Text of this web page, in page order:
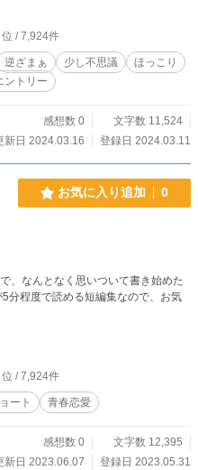
親のお話です。小さな頃はお父さん
と思います。それはさておき、煙草
履いて無いとかお金の使い方が（ry
無いおっさん達みたいだなと（ry(^_
【ほっこり】【初恋】【クリスマ
生のお話です。スカートの下に体操
たい。単体でお読み頂いた方、あり
きた人外イケメンが、三年後に現れ
そうなのですが、家事育児が忙しい
になります。 ★冬の日のたんぽぽ
も残っていないくらい古い処女作
冗長過ぎて書き直したいのですが、
るので、このままアップします。(-
と思われる作品をショートショー
。 ※作風が古いです。長タイトルか
りとは異なる展開であることを先に
_)m ※その昔、電撃掌編王やコ
とうございます。良い供養になりま
（たんぽぽは除く ※毎年ライト文芸大
位 / 7,924件
逆ざまぁ 少し不思議
ほっこり
ントリー
感想数 0
文字数 11,524
新日 2024.03.16
登録日 2024.03.11
お気に入り追加 0
、なんとなく思いついて書き始めた
分程度で読める短編集なので、お気
位 / 7,924件
ート 青春恋愛
感想数 0
文字数 12,395
新日 2023.06.07
登録日 2023.05.31